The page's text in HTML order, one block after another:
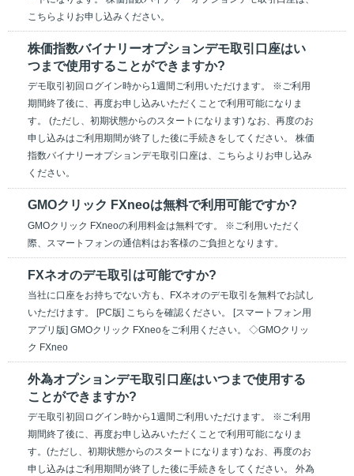
こちらよりお申し込みください。
株価指数バイナリーオプションデモ取引口座はい
つまで使用することができますか?
デモ取引初回ログイン時から1週間ご利用いただけます。 ※ご利用
期間終了後に、再度お申し込みいただくことで利用可能になりま
す。 (ただし、初期状態からのスタートになります) なお、再度のお
申し込みはご利用期間が終了した後に手続きをしてください。 株価
指数バイナリーオプションデモ取引口座は、こちらよりお申し込み
ください。
GMOクリック FXneoは無料で利用可能ですか?
GMOクリック FXneoの利用料金は無料です。 ※ご利用いただく
際、スマートフォンの通信料はお客様のご負担となります。
FXネオのデモ取引は可能ですか?
当社に口座をお持ちでない方も、FXネオのデモ取引を無料でお試し
いただけます。 [PC版] こちらを確認ください。 [スマートフォン用
アプリ版] GMOクリック FXneoをご利用ください。 ◇GMOクリッ
ク FXneo
外為オプションデモ取引口座はいつまで使用する
ことができますか?
デモ取引初回ログイン時から1週間ご利用いただけます。 ※ご利用
期間終了後に、再度お申し込みいただくことで利用可能になりま
す。(ただし、初期状態からのスタートになります) なお、再度のお
申し込みはご利用期間が終了した後に手続きをしてください。 外為